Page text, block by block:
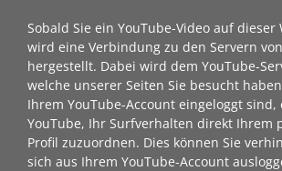
Sobald Sie ein YouTube-Video auf
wird eine Verbindung zu den Servern
hergestellt. Dabei wird dem YouTube-
welche unserer Seiten Sie besucht
Ihrem YouTube-Account eingeloggt sind,
YouTube, Ihr Surfverhalten direkt Ihrem
Profil zuzuordnen. Dies können Sie
sich aus Ihrem YouTube-Account